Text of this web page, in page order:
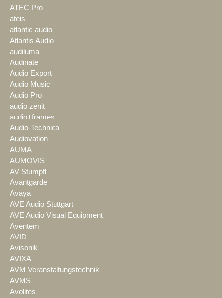
ATEC Pro
ateis
atlantic audio
Atlantis Audio
audiluma
Audinate
Audio Export
Audio Music
Audio Pro
audio zenit
audio+frames
Audio-Technica
Audiovation
AUMA
AUMOVIS
AV Stumpfl
Avantgarde
Avaya
AVE Audio Stuttgart
AVE Audio Visual Equipment
Aventem
AVID
Avisonik
AVIXA
AVM Veranstaltungstechnik
AVMS
Avolites